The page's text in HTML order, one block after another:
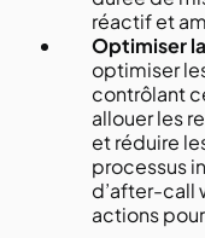
réactif et
Optimiser
optimiser
contrôlant
allouer les
et réduire
processus
d’after-call
actions